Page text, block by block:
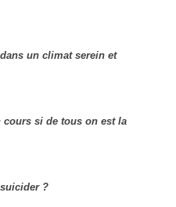
un climat serein et
cours si de tous on est la
?